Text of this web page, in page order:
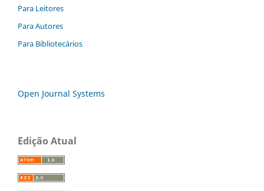
Para Leitores
Para Autores
Para Bibliotecários
Open Journal Systems
Edição Atual